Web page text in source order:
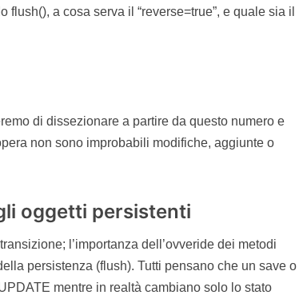
a cosa serva il “reverse=true”, e quale sia il
di dissezionare a partire da questo numero e
non sono improbabili modifiche, aggiunte o
oggetti persistenti
l’importanza dell’ovveride dei metodi
persistenza (flush). Tutti pensano che un save o
mentre in realtà cambiano solo lo stato